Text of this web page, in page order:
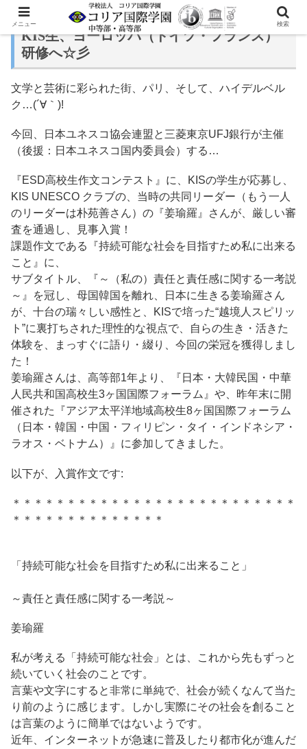
KIS生、ヨーロッパ（ドイツ・フランス）
研修へ☆彡
文学と芸術に彩られた街、パリ、そして、ハイデルベル
ク…(´∀｀)!
今回、日本ユネスコ協会連盟と三菱東京UFJ銀行が主催
（後援：日本ユネスコ国内委員会）する…
『ESD高校生作文コンテスト』に、KISの学生が応募し、
KIS UNESCO クラブの、当時の共同リーダー（もう一人
のリーダーは朴苑善さん）の『姜瑜羅』さんが、厳しい審
査を通過し、見事入賞！
課題作文である『持続可能な社会を目指すため私に出来る
こと』に、
サブタイトル、『～（私の）責任と責任感に関する一考説
～』を冠し、母国韓国を離れ、日本に生きる姜瑜羅さん
が、十台の瑞々しい感性と、KISで培った“越境人スピリッ
ト”に裏打ちされた理性的な視点で、自らの生き・活きた
体験を、まっすぐに語り・綴り、今回の栄冠を獲得しまし
た！
姜瑜羅さんは、高等部1年より、『日本・大韓民国・中華
人民共和国高校生3ヶ国国際フォーラム』や、昨年末に開
催された『アジア太平洋地域高校生8ヶ国国際フォーラム
（日本・韓国・中国・フィリピン・タイ・インドネシア・
ラオス・ベトナム）』に参加してきました。
以下が、入賞作文です:
＊＊＊＊＊＊＊＊＊＊＊＊＊＊＊＊＊＊＊＊＊＊＊＊＊＊
＊＊＊＊＊＊＊＊＊＊＊＊＊＊
「持続可能な社会を目指すため私に出来ること」
～責任と責任感に関する一考説～
姜瑜羅
私が考える「持続可能な社会」とは、これから先もずっと
続いていく社会のことです。
言葉や文字にすると非常に単純で、社会が続くなんて当た
り前のように感じます。しかし実際にその社会を創ること
は言葉のように簡単ではないようです。
近年、インターネットが急速に普及したり都市化が進んだ
メニュー 検索